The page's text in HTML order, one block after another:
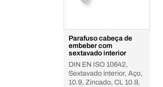
Parafuso cabeça de
embeber com
sextavado interior
DIN EN ISO 10642,
Sextavado interior, Aço,
10.9, Zincado, CL 10.9,